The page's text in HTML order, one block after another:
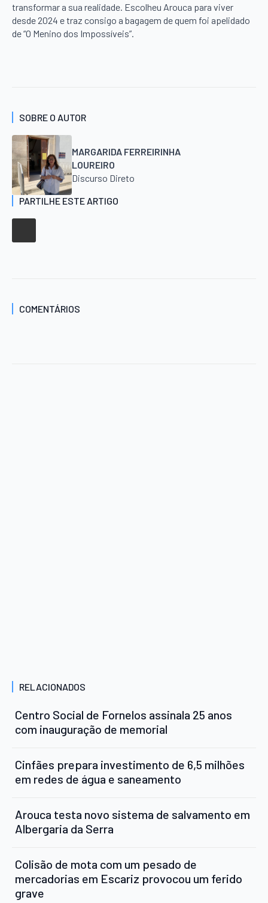
transformar a sua realidade. Escolheu Arouca para viver
desde 2024 e traz consigo a bagagem de quem foi apelidado
de “O Menino dos Impossíveis”.
SOBRE O AUTOR
MARGARIDA FERREIRINHA
LOUREIRO
Discurso Direto
PARTILHE ESTE ARTIGO
COMENTÁRIOS
RELACIONADOS
Centro Social de Fornelos assinala 25 anos
com inauguração de memorial
Cinfães prepara investimento de 6,5 milhões
em redes de água e saneamento
Arouca testa novo sistema de salvamento em
Albergaria da Serra
Colisão de mota com um pesado de
mercadorias em Escariz provocou um ferido
grave